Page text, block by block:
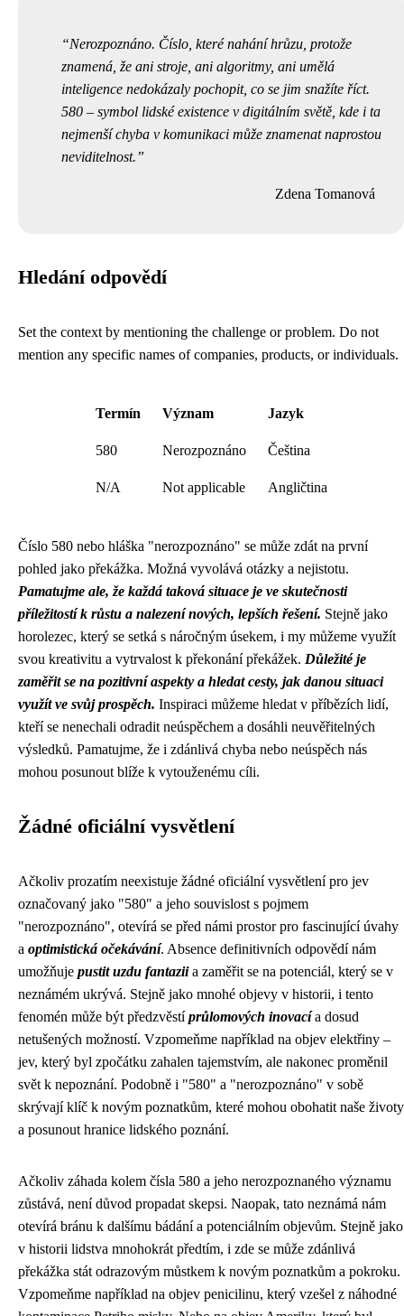
Nerozpoznáno. Číslo, které nahání hrůzu, protože
znamená, že ani stroje, ani algoritmy, ani umělá
inteligence nedokázaly pochopit, co se jim snažíte říct.
580 – symbol lidské existence v digitálním světě, kde i ta
nejmenší chyba v komunikaci může znamenat naprostou
neviditelnost.
Zdena Tomanová
Hledání odpovědí
Set the context by mentioning the challenge or problem. Do not
mention any specific names of companies, products, or individuals.
Termín Význam Jazyk
580 Nerozpoznáno Čeština
N/A Not applicable Angličtina
Číslo 580 nebo hláška "nerozpoznáno" se může zdát na první
pohled jako překážka. Možná vyvolává otázky a nejistotu.
Pamatujme ale, že každá taková situace je ve skutečnosti
příležitostí k růstu a nalezení nových, lepších řešení. Stejně jako
horolezec, který se setká s náročným úsekem, i my můžeme využít
svou kreativitu a vytrvalost k překonání překážek. Důležité je
zaměřit se na pozitivní aspekty a hledat cesty, jak danou situaci
využít ve svůj prospěch. Inspiraci můžeme hledat v příbězích lidí,
kteří se nenechali odradit neúspěchem a dosáhli neuvěřitelných
výsledků. Pamatujme, že i zdánlivá chyba nebo neúspěch nás
mohou posunout blíže k vytouženému cíli.
Žádné oficiální vysvětlení
Ačkoliv prozatím neexistuje žádné oficiální vysvětlení pro jev
označovaný jako "580" a jeho souvislost s pojmem
"nerozpoznáno", otevírá se před námi prostor pro fascinující úvahy
a optimistická očekávání. Absence definitivních odpovědí nám
umožňuje pustit uzdu fantaziia zaměřit se na potenciál, který se v
neznámém ukrývá. Stejně jako mnohé objevy v historii, i tento
fenomén může být předzvěstíprůlomových inovacía dosud
netušených možností. Vzpomeňme například na objev elektřiny –
jev, který byl zpočátku zahalen tajemstvím, ale nakonec proměnil
svět k nepoznání. Podobně i "580" a "nerozpoznáno" v sobě
skrývají klíč k novým poznatkům, které mohou obohatit naše životy
a posunout hranice lidského poznání.
Ačkoliv záhada kolem čísla 580 a jeho nerozpoznaného významu
zůstává, není důvod propadat skepsi. Naopak, tato neznámá nám
otevírá bránu k dalšímu bádání a potenciálním objevům. Stejně jako
v historii lidstva mnohokrát předtím, i zde se může zdánlivá
překážka stát odrazovým můstkem k novým poznatkům a pokroku.
Vzpomeňme například na objev penicilinu, který vzešel z náhodné